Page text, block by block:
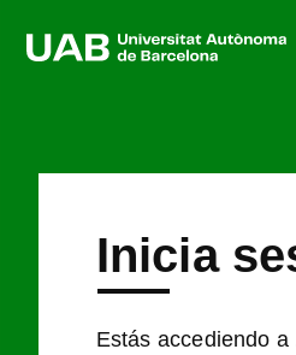
Inicia
Estás accediendo a